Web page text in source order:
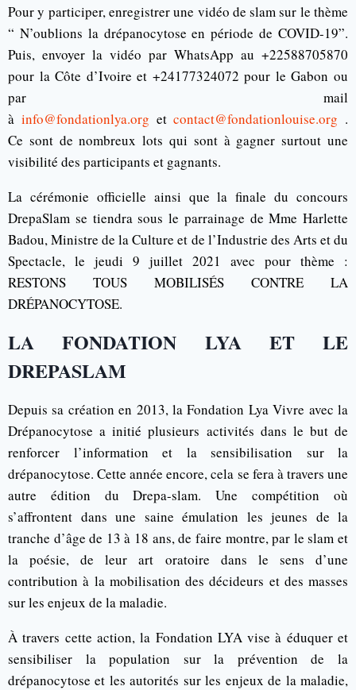
Pour y participer, enregistrer une vidéo de slam sur le thème
“ N’oublions la drépanocytose en période de COVID-19”.
Puis, envoyer la vidéo par WhatsApp au +22588705870
pour la Côte d’Ivoire et +24177324072 pour le Gabon ou
par mail
à info@fondationlya.org etcontact@fondationlouise.org .
Ce sont de nombreux lots qui sont à gagner surtout une
visibilité des participants et gagnants.
La cérémonie officielle ainsi que la finale du concours
DrepaSlam se tiendra sous le parrainage de Mme Harlette
Badou, Ministre de la Culture et de l’Industrie des Arts et du
Spectacle, le jeudi 9 juillet 2021 avec pour thème :
RESTONS TOUS MOBILISÉS CONTRE LA
DRÉPANOCYTOSE.
LA FONDATION LYA ET LE
DREPASLAM
Depuis sa création en 2013, la Fondation Lya Vivre avec la
Drépanocytose a initié plusieurs activités dans le but de
renforcer l’information et la sensibilisation sur la
drépanocytose. Cette année encore, cela se fera à travers une
autre édition du Drepa-slam. Une compétition où
s’affrontent dans une saine émulation les jeunes de la
tranche d’âge de 13 à 18 ans, de faire montre, par le slam et
la poésie, de leur art oratoire dans le sens d’une
contribution à la mobilisation des décideurs et des masses
sur les enjeux de la maladie.
À travers cette action, la Fondation LYA vise à éduquer et
sensibiliser la population sur la prévention de la
drépanocytose et les autorités sur les enjeux de la maladie,